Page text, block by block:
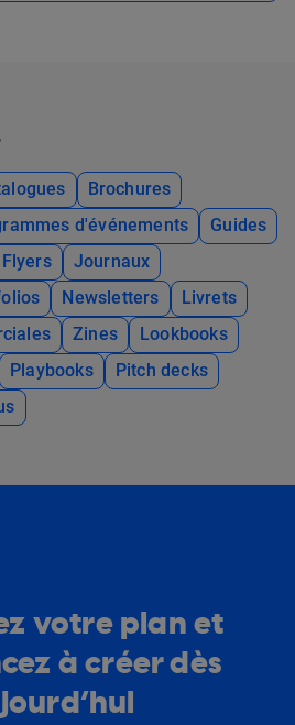
Brochures
d'événements
Guides
Flyers
Journaux
Newsletters
Livrets
Zines
Lookbooks
Playbooks
Pitch decks
votre plan et
à créer dès